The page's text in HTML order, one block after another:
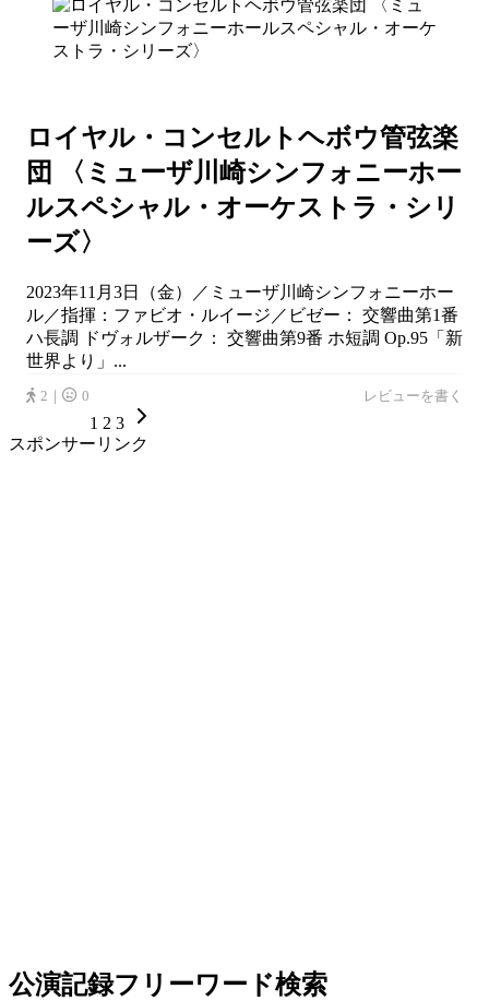
ロイヤル・コンセルトヘボウ管弦楽
団 〈ミューザ川崎シンフォニーホー
ルスペシャル・オーケストラ・シリ
ーズ〉
2023年11月3日（金）／ミューザ川崎シンフォニーホー
ル／指揮：ファビオ・ルイージ／ビゼー： 交響曲第1番
ハ長調 ドヴォルザーク： 交響曲第9番 ホ短調 Op.95「新
世界より」...
2｜ 0 レビューを書く
1 2 3
スポンサーリンク
公演記録フリーワード検索